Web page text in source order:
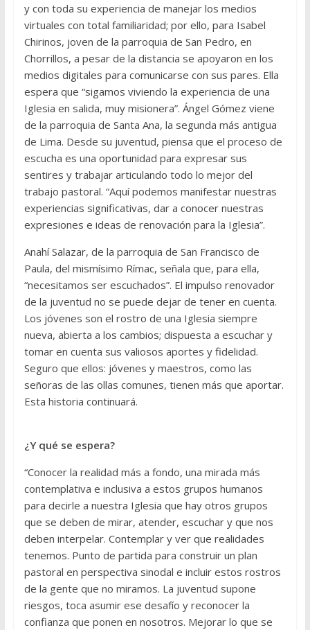
y con toda su experiencia de manejar los medios
virtuales con total familiaridad; por ello, para Isabel
Chirinos, joven de la parroquia de San Pedro, en
Chorrillos, a pesar de la distancia se apoyaron en los
medios digitales para comunicarse con sus pares. Ella
espera que “sigamos viviendo la experiencia de una
Iglesia en salida, muy misionera”. Ángel Gómez viene
de la parroquia de Santa Ana, la segunda más antigua
de Lima. Desde su juventud, piensa que el proceso de
escucha es una oportunidad para expresar sus
sentires y trabajar articulando todo lo mejor del
trabajo pastoral. “Aquí podemos manifestar nuestras
experiencias significativas, dar a conocer nuestras
expresiones e ideas de renovación para la Iglesia”.
Anahí Salazar, de la parroquia de San Francisco de
Paula, del mismísimo Rímac, señala que, para ella,
“necesitamos ser escuchados”. El impulso renovador
de la juventud no se puede dejar de tener en cuenta.
Los jóvenes son el rostro de una Iglesia siempre
nueva, abierta a los cambios; dispuesta a escuchar y
tomar en cuenta sus valiosos aportes y fidelidad.
Seguro que ellos: jóvenes y maestros, como las
señoras de las ollas comunes, tienen más que aportar.
Esta historia continuará.
¿Y qué se espera?
“Conocer la realidad más a fondo, una mirada más
contemplativa e inclusiva a estos grupos humanos
para decirle a nuestra Iglesia que hay otros grupos
que se deben de mirar, atender, escuchar y que nos
deben interpelar. Contemplar y ver que realidades
tenemos. Punto de partida para construir un plan
pastoral en perspectiva sinodal e incluir estos rostros
de la gente que no miramos. La juventud supone
riesgos, toca asumir ese desafío y reconocer la
confianza que ponen en nosotros. Mejorar lo que se